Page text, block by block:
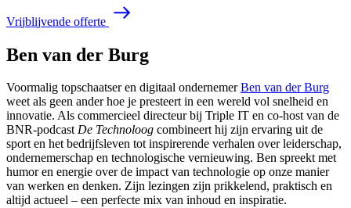
Vrijblijvende offerte
Ben van der Burg
Voormalig topschaatser en digitaal ondernemerBen van der Burg
weet als geen ander hoe je presteert in een wereld vol snelheid en
innovatie. Als commercieel directeur bij Triple IT en co-host van de
BNR-podcastDe Technoloog combineert hij zijn ervaring uit de
sport en het bedrijfsleven tot inspirerende verhalen over leiderschap,
ondernemerschap en technologische vernieuwing. Ben spreekt met
humor en energie over de impact van technologie op onze manier
van werken en denken. Zijn lezingen zijn prikkelend, praktisch en
altijd actueel – een perfecte mix van inhoud en inspiratie.